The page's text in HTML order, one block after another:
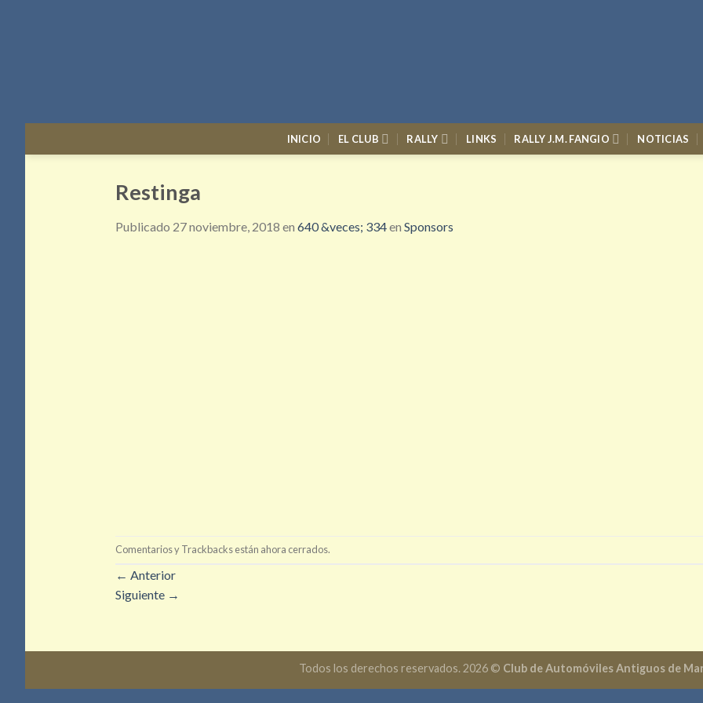
INICIO EL CLUB RALLY LINKS RALLY J.M. FANGIO NOTICIAS
Restinga
Publicado 27 noviembre, 2018 en 640 &veces; 334en Sponsors
Comentarios y Trackbacks están ahora cerrados.
← Anterior
Siguiente →
Todos los derechos reservados. 2026 © Club de Automóviles Antiguos de